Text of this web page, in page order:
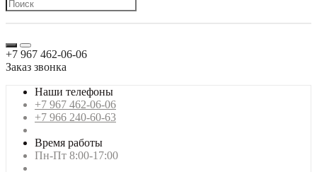
+7 967 462-06-06
Заказ звонка
Наши телефоны
+7 967 462-06-06
+7 966 240-60-63
Время работы
Пн-Пт 8:00-17:00